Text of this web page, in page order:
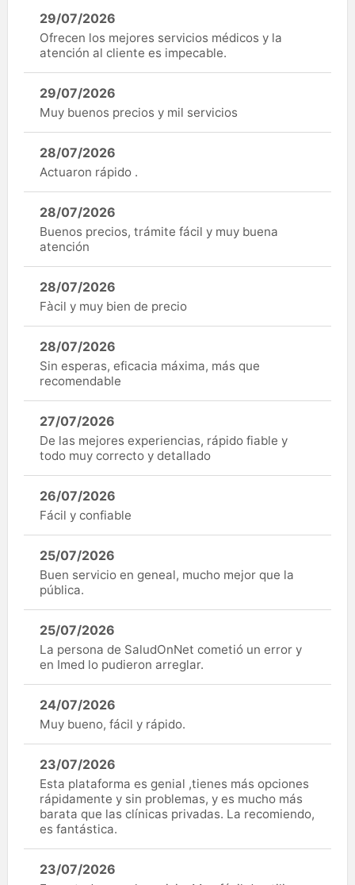
29/07/2026
Ofrecen los mejores servicios médicos y la
atención al cliente es impecable.
29/07/2026
Muy buenos precios y mil servicios
28/07/2026
Actuaron rápido .
28/07/2026
Buenos precios, trámite fácil y muy buena
atención
28/07/2026
Fàcil y muy bien de precio
28/07/2026
Sin esperas, eficacia máxima, más que
recomendable
27/07/2026
De las mejores experiencias, rápido fiable y
todo muy correcto y detallado
26/07/2026
Fácil y confiable
25/07/2026
Buen servicio en geneal, mucho mejor que la
pública.
25/07/2026
La persona de SaludOnNet cometió un error y
en Imed lo pudieron arreglar.
24/07/2026
Muy bueno, fácil y rápido.
23/07/2026
Esta plataforma es genial ,tienes más opciones
rápidamente y sin problemas, y es mucho más
barata que las clínicas privadas. La recomiendo,
es fantástica.
23/07/2026